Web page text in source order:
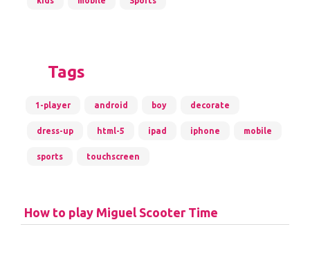
Tags
1-player android boy decorate
dress-up html-5 ipad iphone mobile
sports touchscreen
How to play Miguel Scooter Time